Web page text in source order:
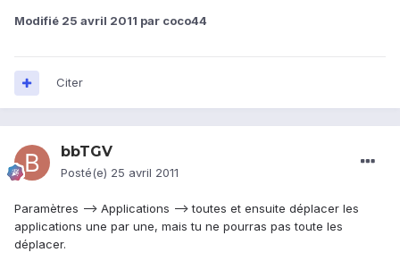
Modifié 25 avril 2011 par coco44
Citer
bbTGV
Posté(e) 25 avril 2011
Paramètres --> Applications --> toutes et ensuite déplacer les
applications une par une, mais tu ne pourras pas toute les
déplacer.